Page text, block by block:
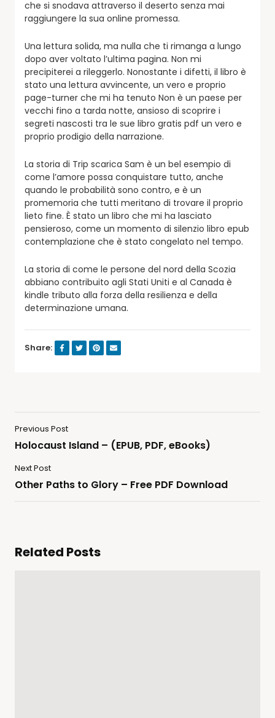
che si snodava attraverso il deserto senza mai
raggiungere la sua online promessa.
Una lettura solida, ma nulla che ti rimanga a lungo
dopo aver voltato l’ultima pagina. Non mi
precipiterei a rileggerlo. Nonostante i difetti, il libro è
stato una lettura avvincente, un vero e proprio
page-turner che mi ha tenuto Non è un paese per
vecchi fino a tarda notte, ansioso di scoprire i
segreti nascosti tra le sue libro gratis pdf un vero e
proprio prodigio della narrazione.
La storia di Trip scarica Sam è un bel esempio di
come l’amore possa conquistare tutto, anche
quando le probabilità sono contro, e è un
promemoria che tutti meritano di trovare il proprio
lieto fine. È stato un libro che mi ha lasciato
pensieroso, come un momento di silenzio libro epub
contemplazione che è stato congelato nel tempo.
La storia di come le persone del nord della Scozia
abbiano contribuito agli Stati Uniti e al Canada è
kindle tributo alla forza della resilienza e della
determinazione umana.
Share:
Previous Post
Holocaust Island – (EPUB, PDF, eBooks)
Next Post
Other Paths to Glory – Free PDF Download
Related Posts